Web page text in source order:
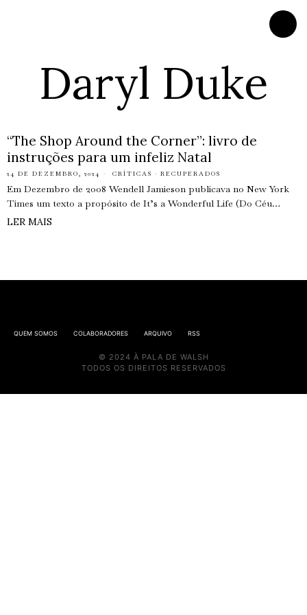
Daryl Duke
“The Shop Around the Corner”: livro de
instruções para um infeliz Natal
24 DE DEZEMBRO, 2024 CRÍTICAS · RECUPERADOS
Em Dezembro de 2008 Wendell Jamieson publicava no New York
Times um texto a propósito de It’s a Wonderful Life (Do Céu…
LER MAIS
QUEM SOMOS COLABORADORES ARQUIVO RSS
© 2024 À PALA DE WALSH
TODOS OS DIREITOS RESERVADOS